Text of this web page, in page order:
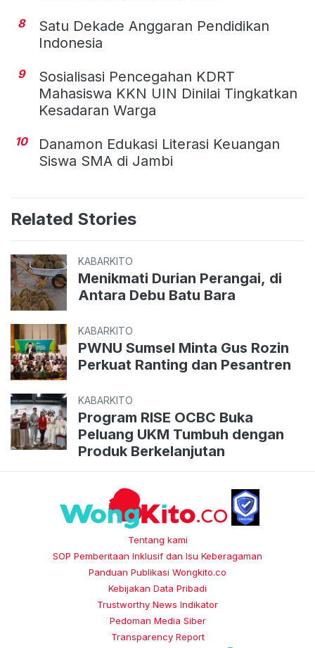
8
Satu Dekade Anggaran Pendidikan
Indonesia
9
Sosialisasi Pencegahan KDRT
Mahasiswa KKN UIN Dinilai Tingkatkan
Kesadaran Warga
10
Danamon Edukasi Literasi Keuangan
Siswa SMA di Jambi
Related Stories
KABARKITO
Menikmati Durian Perangai, di
Antara Debu Batu Bara
KABARKITO
PWNU Sumsel Minta Gus Rozin
Perkuat Ranting dan Pesantren
KABARKITO
Program RISE OCBC Buka
Peluang UKM Tumbuh dengan
Produk Berkelanjutan
Tentang kami
SOP Pemberitaan Inklusif dan Isu Keberagaman
Panduan Publikasi Wongkito.co
Kebijakan Data Pribadi
Trustworthy News Indikator
Pedoman Media Siber
Transparency Report